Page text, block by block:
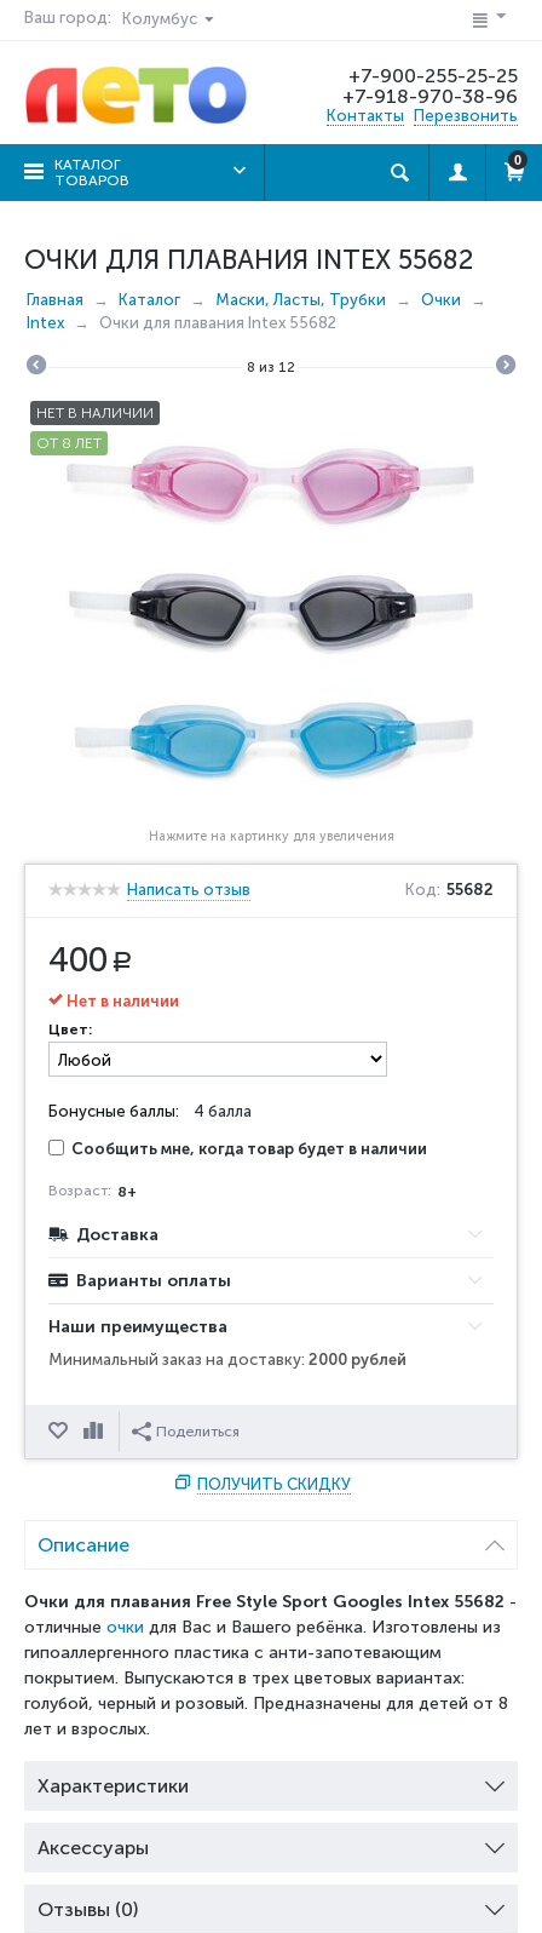
Ваш город: Колумбус
+7-900-255-25-25
+7-918-970-38-96
Контакты Перезвонить
КАТАЛОГ
ТОВАРОВ
0
ОЧКИ ДЛЯ ПЛАВАНИЯ INTEX 55682
Главная Каталог Маски, Ласты, Трубки
Очки
Intex
Очки для плавания Intex 55682
8 из 12
НЕТ В НАЛИЧИИ
ОТ 8 ЛЕТ
Нажмите на картинку для увеличения
Написать отзыв Код: 55682
400 Р
Нет в наличии
Цвет:
Бонусные баллы: 4 балла
Сообщить мне, когда товар будет в наличии
Возраст: 8+
Доставка
Варианты оплаты
Наши преимущества
Минимальный заказ на доставку: 2000 рублей
ОтложитьСравнитьПоделиться
ПОЛУЧИТЬ СКИДКУ
Описание
Очки для плавания Free Style Sport Googles Intex 55682 -
отличные очки для Вас и Вашего ребёнка. Изготовлены из
гипоаллергенного пластика с анти-запотевающим
покрытием. Выпускаются в трех цветовых вариантах:
голубой, черный и розовый. Предназначены для детей от 8
лет и взрослых.
Характеристики
Аксессуары
Отзывы (0)